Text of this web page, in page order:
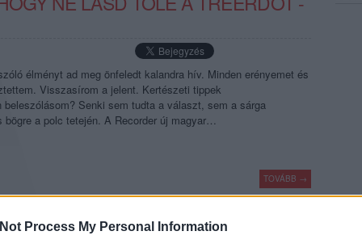
Process My Personal Information
élményt ad meg önfeledt kalandra hív. Minden erényemet és
Visszasírom a jelent. Kertészeti tippek
beleszólásom? Senki sem tudta a választ, sem a sárga
bögre a polc tetején. A Recorder új magyar…
TOVÁBB →